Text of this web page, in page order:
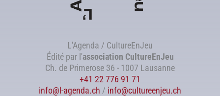
L'Agenda / CultureEnJeu
Édité par l'association CultureEnJeu
Ch. de Primerose 36 - 1007 Lausanne
+41 22 776 91 71
info@l-agenda.ch / info@cultureenjeu.ch